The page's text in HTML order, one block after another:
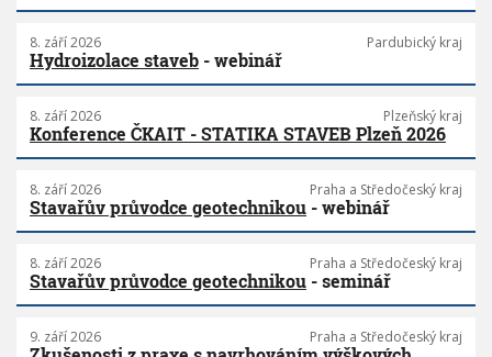
8. září 2026 Pardubický kraj
Hydroizolace staveb - webinář
8. září 2026 Plzeňský kraj
Konference ČKAIT - STATIKA STAVEB Plzeň 2026
8. září 2026 Praha a Středočeský kraj
Stavařův průvodce geotechnikou - webinář
8. září 2026 Praha a Středočeský kraj
Stavařův průvodce geotechnikou - seminář
9. září 2026 Praha a Středočeský kraj